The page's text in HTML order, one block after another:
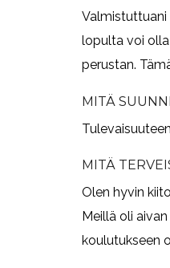
Valmistuttuani
lopulta voi
perustan.
MITÄ
MITÄ
Olen hyvin
Meillä oli
koulutukseen